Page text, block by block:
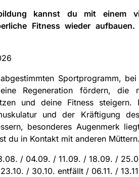
kannst du mit einem
Fitness wieder
Sportprogramm,
Regeneration fördern, die
und deine Fitness steigern.
und der Kräftigung
besonderes Augenmerk
du in Kontakt mit anderen Müttern.
/ 04.09. / 11.09. / 18.09. /
/ 30.10. entfällt / 06.11. /